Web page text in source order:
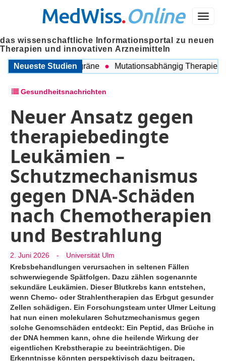
Menü
MedWiss.Online
das wissenschaftliche Informationsportal zu neuen
Therapien und innovativen Arzneimitteln
Neueste Studien
COPD und Migräne Mutationsabhängig Therapie
Gesundheitsnachrichten
Neuer Ansatz gegen
therapiebedingte
Leukämien –
Schutzmechanismus
gegen DNA-Schäden
nach Chemotherapien
und Bestrahlung
2. Juni 2026 -
Universität Ulm
Krebsbehandlungen verursachen in seltenen Fällen
schwerwiegende Spätfolgen. Dazu zählen sogenannte
sekundäre Leukämien. Dieser Blutkrebs kann entstehen,
wenn Chemo- oder Strahlentherapien das Erbgut gesunder
Zellen schädigen. Ein Forschungsteam unter Ulmer Leitung
hat nun einen molekularen Schutzmechanismus gegen
solche Genomschäden entdeckt: Ein Peptid, das Brüche in
der DNA hemmen kann, ohne die heilende Wirkung der
eigentlichen Krebstherapie zu beeinträchtigen. Die
Erkenntnisse könnten perspektivisch dazu beitragen,